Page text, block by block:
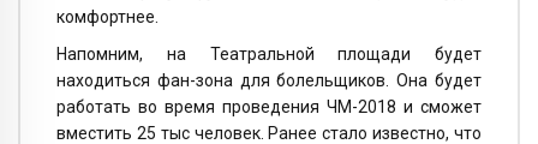
комфортнее.
Напомним, на Театральной площади будет
находиться фан-зона для болельщиков. Она будет
работать во время проведения ЧМ-2018 и сможет
вместить 25 тыс человек. Ранее стало известно, что